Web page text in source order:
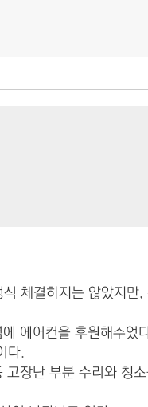
체결하지는 않았지만,
에어컨을 후원해주었
다.
장난 부분 수리와 청